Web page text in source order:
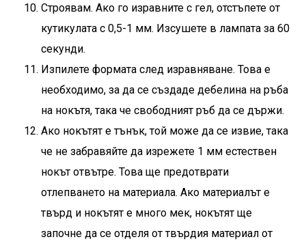
Строявам. Ако го изравните с гел, отстъпете от
кутикулата с 0,5-1 мм. Изсушете в лампата за 60
секунди.
Изпилете формата след изравняване. Това е
необходимо, за да се създаде дебелина на ръба
на нокътя, така че свободният ръб да се държи.
Ако нокътят е тънък, той може да се извие, така
че не забравяйте да изрежете 1 мм естествен
нокът отвътре. Това ще предотврати
отлепването на материала. Ако материалът е
твърд и нокътят е много мек, нокътят ще
започне да се отделя от твърдия материал от